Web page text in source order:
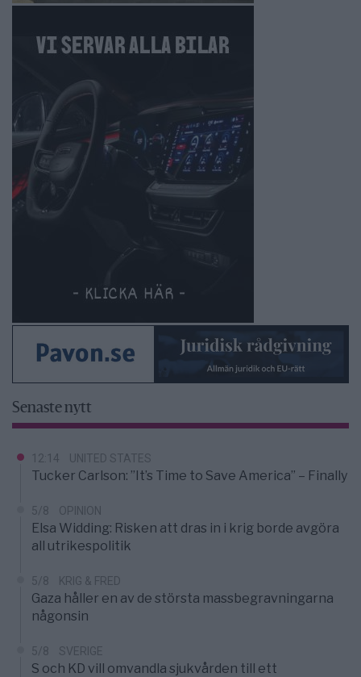
Senaste nytt
12:14 UNITED STATES
Tucker Carlson: ”It’s Time to Save America” – Finally
5/8 OPINION
Elsa Widding: Risken att dras in i krig borde avgöra
all utrikespolitik
5/8 KRIG & FRED
Gaza håller en av de största massbegravningarna
någonsin
5/8 SVERIGE
S och KD vill omvandla sjukvården till ett